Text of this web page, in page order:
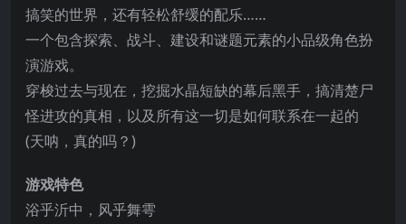
搞笑的世界，还有轻松舒缓的配乐……
一个包含探索、战斗、建设和谜题元素的小品级角色扮
演游戏。
穿梭过去与现在，挖掘水晶短缺的幕后黑手，搞清楚尸
怪进攻的真相，以及所有这一切是如何联系在一起的
(天呐，真的吗？)
游戏特色
浴乎沂中，风乎舞雩